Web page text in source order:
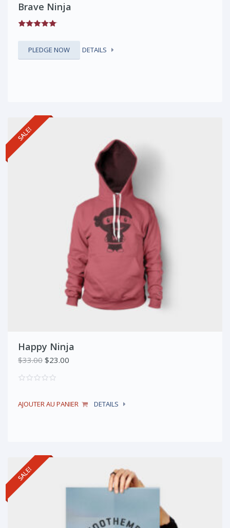
Brave Ninja
PLEDGE NOW DETAILS
Happy Ninja
$33.00 Le
initial
$33.00.
$23.00
$23.00.
AJOUTER AU PANIER DETAILS